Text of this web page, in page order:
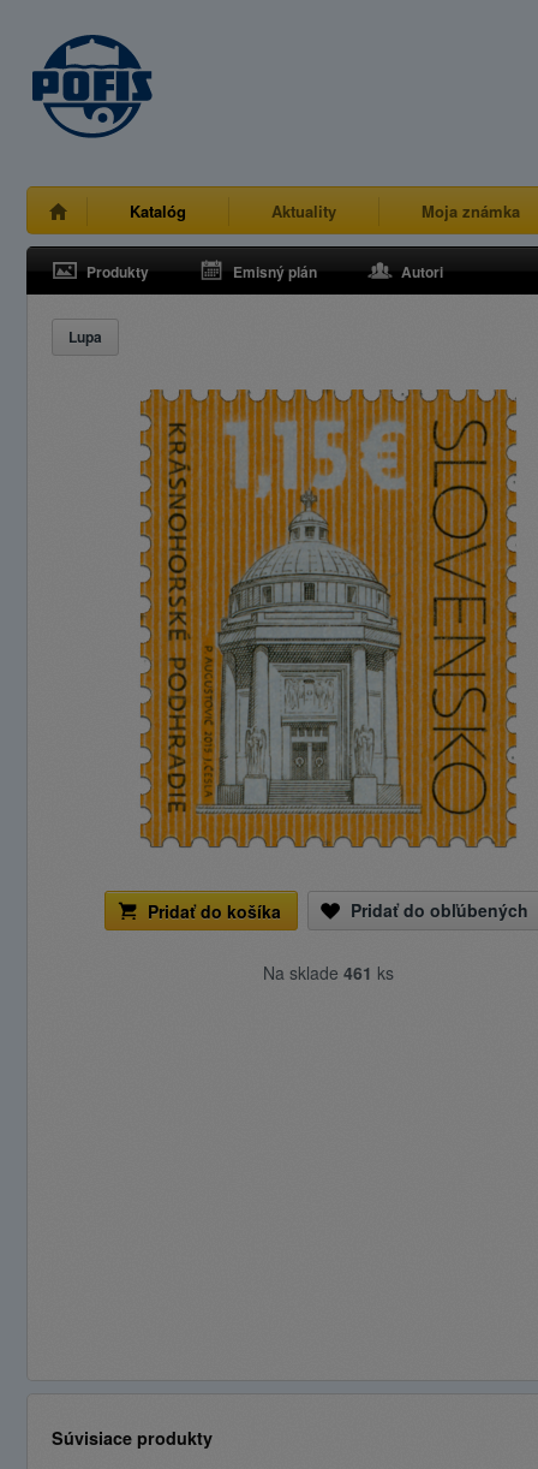
Katalóg Aktuality Moja známka
Produkty Emisný plán Autori
Lupa
Pridať do košíka Pridať do obľúbených
Na sklade 461 ks
Súvisiace produkty